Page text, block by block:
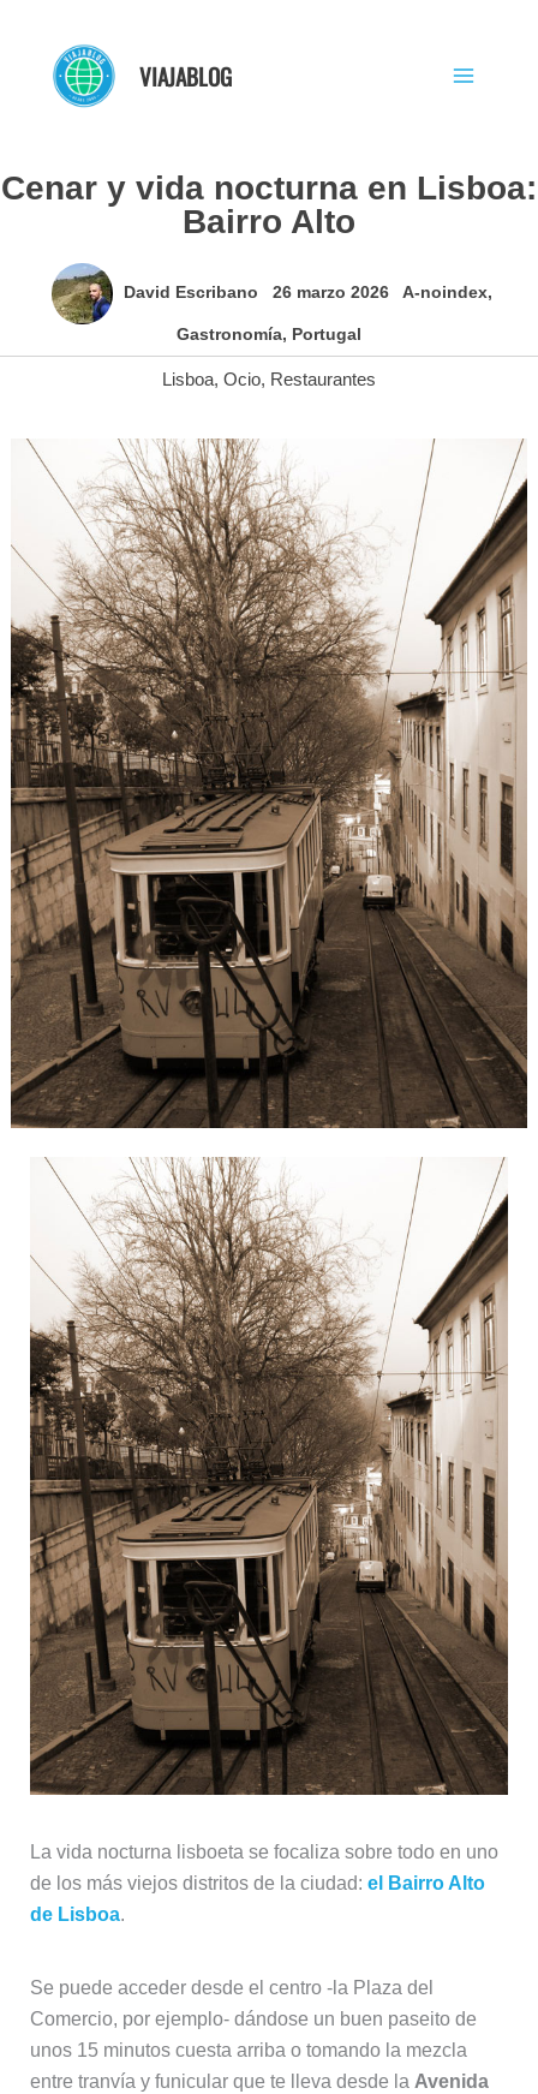
contenido
VIAJABLOG
Cenar y vida nocturna en Lisboa:
Bairro Alto
David Escribano 26 marzo 2026 A-noindex,
Gastronomía, Portugal
Lisboa, Ocio, Restaurantes
La vida nocturna lisboeta se focaliza sobre todo en uno
de los más viejos distritos de la ciudad: el Bairro Alto
de Lisboa.
Se puede acceder desde el centro -la Plaza del
Comercio, por ejemplo- dándose un buen paseito de
unos 15 minutos cuesta arriba o tomando la mezcla
entre tranvía y funicular que te lleva desde la Avenida